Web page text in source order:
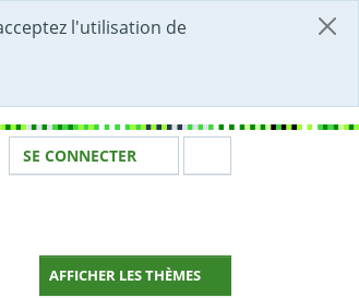
l'utilisation de
Votre identité
SE CONNECTER
AFFICHER LES THÈMES